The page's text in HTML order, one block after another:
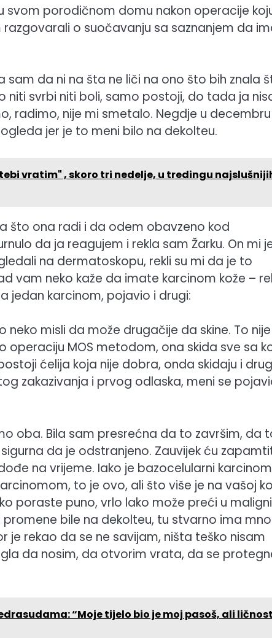
svom porodičnom domu nakon operacije
o suočavanju sa saznanjem da
da ni na šta ne liči na ono što bih znala
niti svrbi niti boli, samo postoji, do tada ja
radimo, nije mi smetalo. Negdje u decembru
jer je to meni bilo na dekolteu.
tebi vratim" , skoro tri nedelje, u tredingu
što ona radi i da odem obavzeno kod
da ja reagujem i rekla sam Žarku. On mi
na dermatoskopu, rekli su mi da je to
vam neko kaže da imate karcinom kože –
jedan karcinom, pojavio i drugi:
misli da može drugačije da skine. To nije
MOS metodom, ona skida sve sa
ćelija koja nije dobra, onda skidaju i
zakazivanja i prvog odlaska, meni se
oba. Bila sam presrećna da to završim, da
da je odstranjeno. Zauvijek ću
na vrijeme. Iako je bazocelularni karcinom
to je ovo, ali što više je na vašoj
poraste puno, vrlo lako može preći u
bile na dekolteu, tu stvarno ima
je rekao da se ne savijam, ništa teško nisam
da nosim, da otvorim vrata, da se
“Moje tijelo bio je moj pasoš, ali